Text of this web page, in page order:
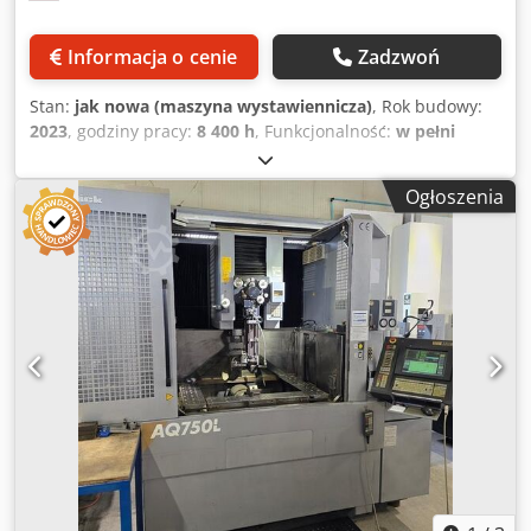
Informacja o cenie Zadzwoń
Stan: jak nowa (maszyna wystawiennicza), Rok budowy:
2023, godziny pracy: 8 400 h, Funkcjonalność: w pełni
600 mm
przesuw osi Z:300 mm, masa całkowita:3 700 kg, Do
sprzedania oferowana jest maszyna demonstracyjna
Przebiegi posuwu Oś X: 600 mm Oś Y: 400 mm Oś Z: 300
mm Oś U: ±50 mm Oś V: ±50 mm Maks. wymiary
obrabianego detalu 990 x 620 x 295 mm Maks. obciążenie
stołu 550 kg Maks. stożkowatość ±21º / 100 mm Waga
maszyny 3 700 kg Wysokość maszyny 2 210 mm Wymiary
maszyny 2 480 x 2 980 mm Standardowa średnica drutu
0,15 do 0,3 mm Maks. waga szpuli drutu (kg) 10 kg (P10)
Jakość powierzchni Ra 0,35 Crsdpfeza Eppex Adtjf
Pojemność układu wodnego (l) 1 000 Wyposażenie maszyny
- Transformator - Sterownik z ekranem dotykowym
Windows CE - Automatyczne nawlekanie drutu (AWT – Auto
Wire Threading) - SD Master - Tubularny napęd liniowy -
Ogłoszenia